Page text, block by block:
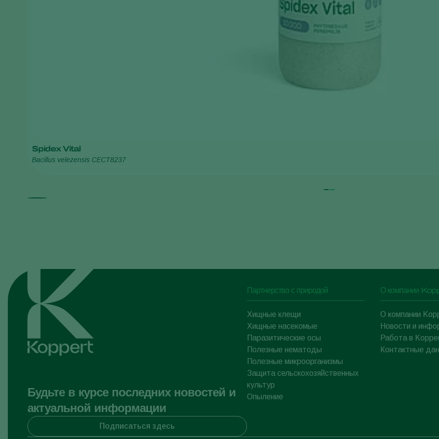
Spidex Vital
Bacillus velezensis CECT8237
Будьте в курсе последних новостей и
актуальной информации
Подписаться здесь
Партнерство с природой
Хищные клещи
Хищные насекомые
Паразитические осы
Полезные нематоды
Полезные микроорганизмы
Защита сельскохозяйственных
культур
Опыление
О компании
О компании
Новости и
Работа в
Контактные